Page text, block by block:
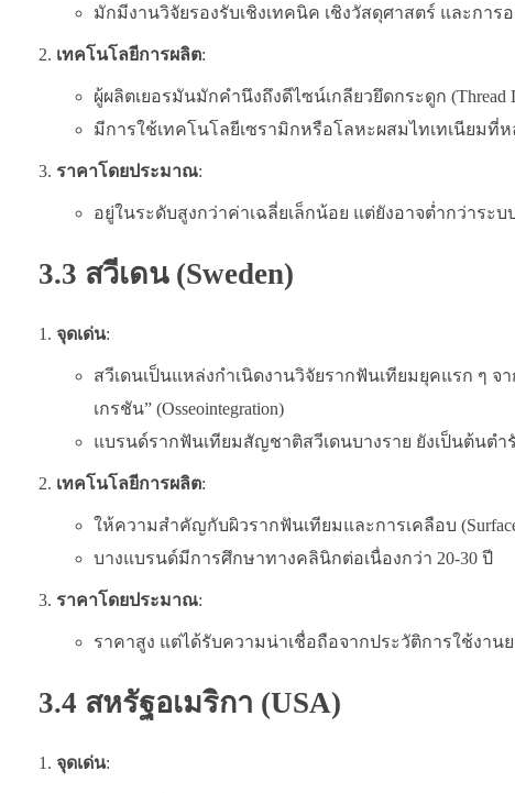
มักมีงานวิจัยรองรับเชิงเทคนิค เชิงวัสดุศาสตร์ และการ
เทคโนโลยีการผลิต:
ผู้ผลิตเยอรมันมักคำนึงถึงดีไซน์เกลียวยึดกระดูก
มีการใช้เทคโนโลยีเซรามิกหรือโลหะผสมไทเทเนียม
ราคาโดยประมาณ:
อยู่ในระดับสูงกว่าค่าเฉลี่ยเล็กน้อย แต่ยังอาจต่ำกว่าร
3.3 สวีเดน (Sweden)
จุดเด่น:
สวีเดนเป็นแหล่งกำเนิดงานวิจัยรากฟันเทียมยุคแรก ๆ จ
เกรชัน” (Osseointegration)
แบรนด์รากฟันเทียมสัญชาติสวีเดนบางราย ยังเป็นต้นต
เทคโนโลยีการผลิต:
ให้ความสำคัญกับผิวรากฟันเทียมและการเคลือบ
บางแบรนด์มีการศึกษาทางคลินิกต่อเนื่องกว่า 20-30 ปี
ราคาโดยประมาณ:
ราคาสูง แต่ได้รับความน่าเชื่อถือจากประวัติการใช้งา
3.4 สหรัฐอเมริกา (USA)
จุดเด่น: